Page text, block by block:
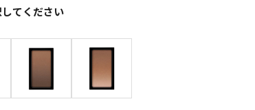
てください